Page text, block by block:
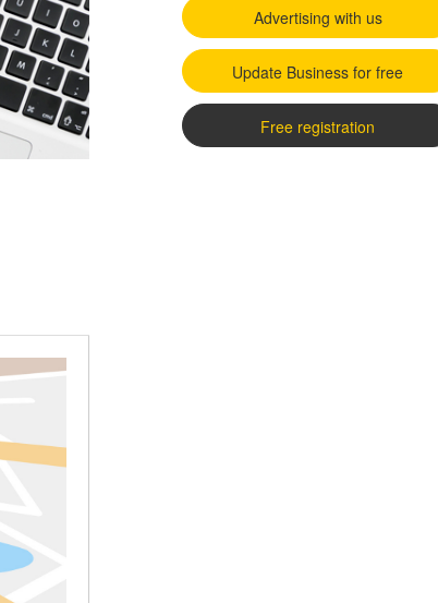
Advertising with us
Update Business for free
Free registration